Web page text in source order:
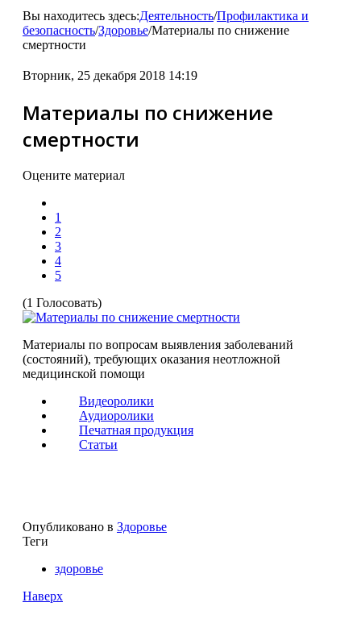
Вы находитесь здесь:Деятельность/Профилактика и
безопасность/Здоровье/Материалы по снижение
смертности
Вторник, 25 декабря 2018 14:19
Материалы по снижение
смертности
Оцените материал
1
2
3
4
5
(1 Голосовать)
Материалы по вопросам выявления заболеваний
(состояний), требующих оказания неотложной
медицинской помощи
Видеоролики
Аудиоролики
Печатная продукция
Статьи
Опубликовано в Здоровье
Теги
здоровье
Наверх